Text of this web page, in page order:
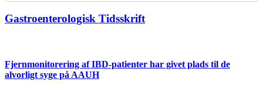
Gastroenterologisk Tidsskrift
Fjernmonitorering af IBD-patienter har givet plads til de
alvorligt syge på AAUH